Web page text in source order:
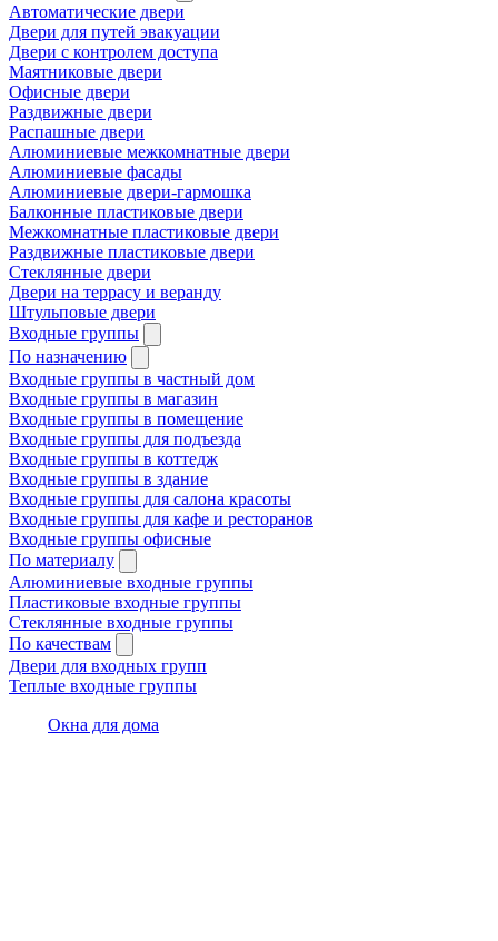
Автоматические двери
Двери для путей эвакуации
Двери с контролем доступа
Маятниковые двери
Офисные двери
Раздвижные двери
Распашные двери
Алюминиевые межкомнатные двери
Алюминиевые фасады
Алюминиевые двери-гармошка
Балконные пластиковые двери
Межкомнатные пластиковые двери
Раздвижные пластиковые двери
Стеклянные двери
Двери на террасу и веранду
Штульповые двери
Входные группы
По назначению
Входные группы в частный дом
Входные группы в магазин
Входные группы в помещение
Входные группы для подъезда
Входные группы в коттедж
Входные группы в здание
Входные группы для салона красоты
Входные группы для кафе и ресторанов
Входные группы офисные
По материалу
Алюминиевые входные группы
Пластиковые входные группы
Стеклянные входные группы
По качествам
Двери для входных групп
Теплые входные группы
Окна для дома